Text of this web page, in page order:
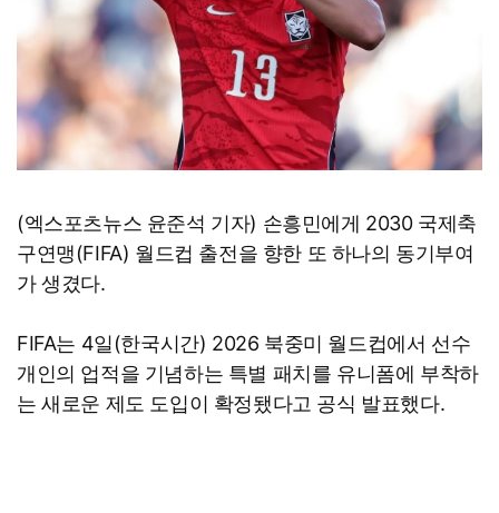
(엑스포츠뉴스 윤준석 기자) 손흥민에게 2030 국제축
구연맹(FIFA) 월드컵 출전을 향한 또 하나의 동기부여
가 생겼다.
FIFA는 4일(한국시간) 2026 북중미 월드컵에서 선수
개인의 업적을 기념하는 특별 패치를 유니폼에 부착하
는 새로운 제도 도입이 확정됐다고 공식 발표했다.